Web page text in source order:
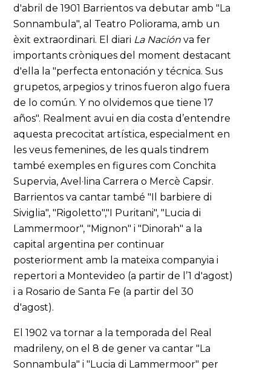
d'abril de 1901 Barrientos va debutar amb "La
Sonnambula", al Teatro Poliorama, amb un
èxit extraordinari. El diari La Nación va fer
importants cròniques del moment destacant
d'ella la "perfecta entonación y técnica. Sus
grupetos, arpegios y trinos fueron algo fuera
de lo común. Y no olvidemos que tiene 17
años". Realment avui en dia costa d’entendre
aquesta precocitat artística, especialment en
les veus femenines, de les quals tindrem
també exemples en figures com Conchita
Supervia, Avel·lina Carrera o Mercè Capsir.
Barrientos va cantar també "Il barbiere di
Siviglia", "Rigoletto","I Puritani", "Lucia di
Lammermoor", "Mignon" i "Dinorah" a la
capital argentina per continuar
posteriorment amb la mateixa companyia i
repertori a Montevideo (a partir de l’1 d'agost)
i a Rosario de Santa Fe (a partir del 30
d'agost).
El 1902 va tornar a la temporada del Real
madrileny, on el 8 de gener va cantar "La
Sonnambula" i "Lucia di Lammermoor" per